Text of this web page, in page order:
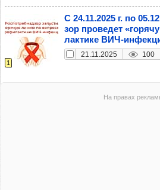
1
С 24.11.2025 г. по
зор про­ве­дет
лак­тике ВИЧ-
21.11.2025 100